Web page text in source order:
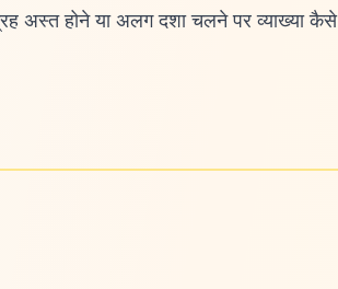
अस्त होने या अलग दशा चलने पर व्याख्या कैसे